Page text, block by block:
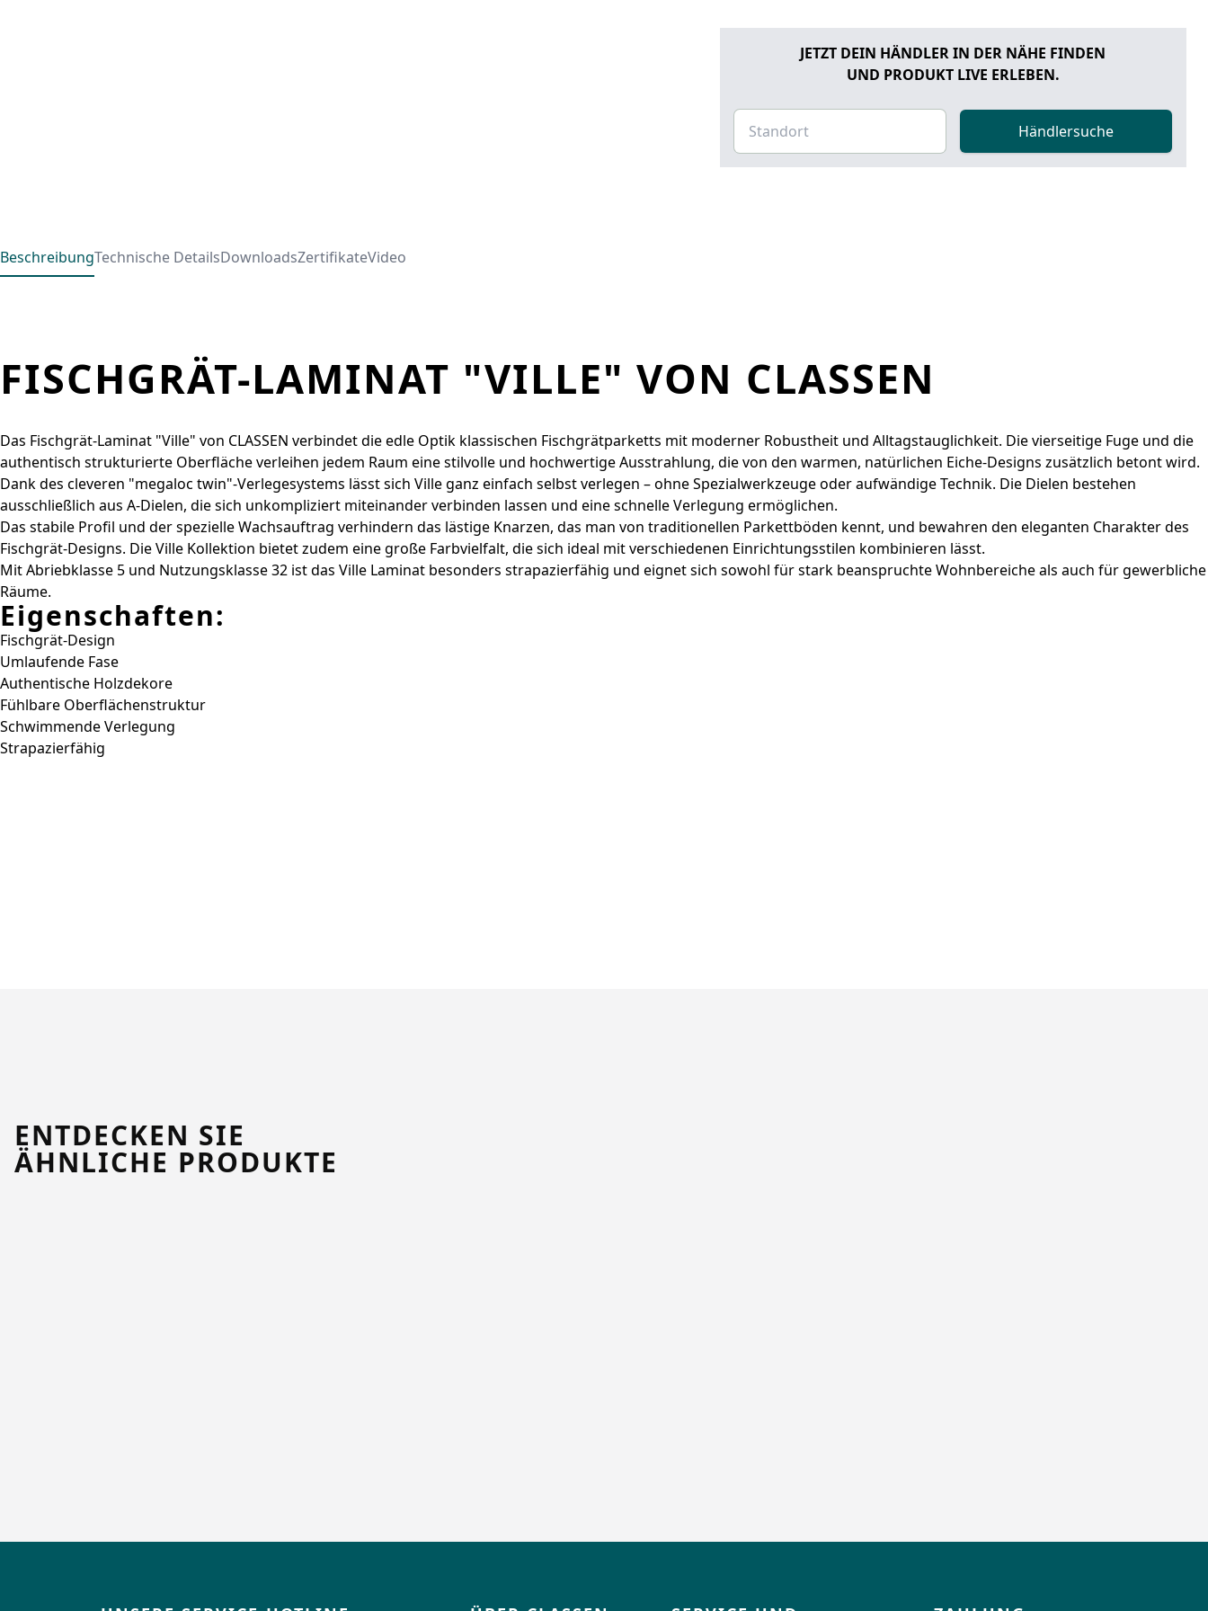
JETZT DEIN HÄNDLER IN DER NÄHE FINDEN
UND PRODUKT LIVE ERLEBEN.
Händlersuche
BeschreibungTechnische DetailsDownloadsZertifikateVideo
FISCHGRÄT-LAMINAT "VILLE" VON CLASSEN
Das Fischgrät-Laminat "Ville" von CLASSEN verbindet die edle Optik klassischen Fischgrätparketts mit moderner Robustheit und Alltagstauglichkeit. Die vierseitige Fuge und die
authentisch strukturierte Oberfläche verleihen jedem Raum eine stilvolle und hochwertige Ausstrahlung, die von den warmen, natürlichen Eiche-Designs zusätzlich betont wird.
Dank des cleveren "megaloc twin"-Verlegesystems lässt sich Ville ganz einfach selbst verlegen – ohne Spezialwerkzeuge oder aufwändige Technik. Die Dielen bestehen
ausschließlich aus A-Dielen, die sich unkompliziert miteinander verbinden lassen und eine schnelle Verlegung ermöglichen.
Das stabile Profil und der spezielle Wachsauftrag verhindern das lästige Knarzen, das man von traditionellen Parkettböden kennt, und bewahren den eleganten Charakter des
Fischgrät-Designs. Die Ville Kollektion bietet zudem eine große Farbvielfalt, die sich ideal mit verschiedenen Einrichtungsstilen kombinieren lässt.
Mit Abriebklasse 5 und Nutzungsklasse 32 ist das Ville Laminat besonders strapazierfähig und eignet sich sowohl für stark beanspruchte Wohnbereiche als auch für gewerbliche
Räume.
Eigenschaften:
Fischgrät-Design
Umlaufende Fase
Authentische Holzdekore
Fühlbare Oberflächenstruktur
Schwimmende Verlegung
Strapazierfähig
ENTDECKEN SIE
ÄHNLICHE PRODUKTE